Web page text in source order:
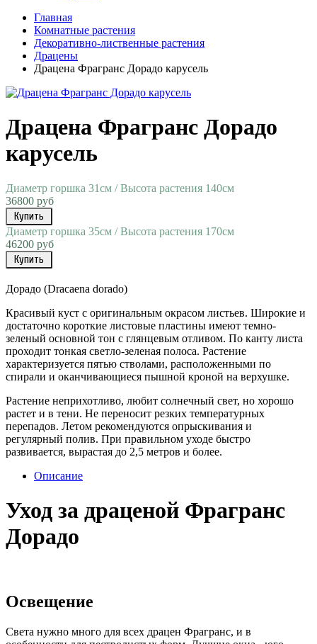
Главная
Комнатные растения
Декоративно-лиственные растения
Драцены
Драцена Фрагранс Дорадо карусель
Драцена Фрагранс Дорадо
карусель
Диаметр горшка 31см / Высота растения 140см
36800 руб
Купить
Диаметр горшка 35см / Высота растения 170см
46200 руб
Купить
Дорадо (Dracaena dorado)
Красивый куст с оригинальным окрасом листьев. Широкие и
достаточно короткие листовые пластины имеют темно-
зеленый основной тон с глянцевым отливом. По канту листа
проходит тонкая светло-зеленая полоса. Растение
характеризуется пятью стволами, расположенными по
спирали и оканчивающиеся пышной кроной на верхушке.
Растение неприхотливо, любит солнечный свет, но хорошо
растет и в тени. Не переносит резких температурных
перепадов. Летом рекомендуются опрыскивания и
регулярный полив. При правильном уходе быстро
развивается, вырастая до 2,5 метров и более.
Описание
Уход за драценой Фрагранс
Дорадо
Освещение
Света нужно много для всех драцен Фрагранс, и в